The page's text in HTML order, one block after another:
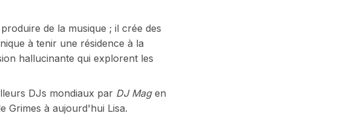
de la musique ; il crée des
à tenir une résidence à la
hallucinante qui explorent les
DJs mondiaux par DJ Magen
Grimes à aujourd'hui Lisa.